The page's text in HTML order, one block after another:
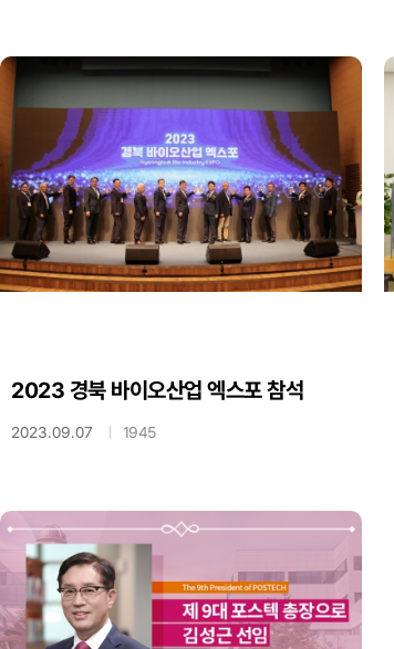
2023 경북 바이오산업 엑스포 참석
2023.09.07 1945